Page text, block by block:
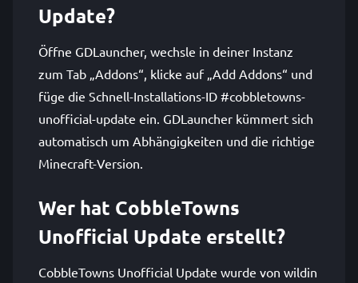
Update?
Öffne GDLauncher, wechsle in deiner Instanz
zum Tab „Addons“, klicke auf „Add Addons“ und
füge die Schnell-Installations-ID #cobbletowns-
unofficial-update ein. GDLauncher kümmert sich
automatisch um Abhängigkeiten und die richtige
Minecraft-Version.
Wer hat CobbleTowns
Unofficial Update erstellt?
CobbleTowns Unofficial Update wurde von wildin